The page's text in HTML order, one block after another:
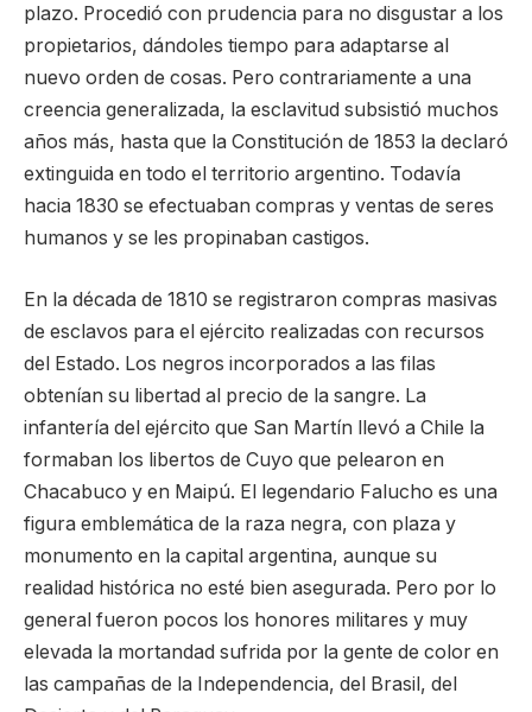
plazo. Procedió con prudencia para no disgustar a los
propietarios, dándoles tiempo para adaptarse al
nuevo orden de cosas. Pero contrariamente a una
creencia generalizada, la esclavitud subsistió muchos
años más, hasta que la Constitución de 1853 la declaró
extinguida en todo el territorio argentino. Todavía
hacia 1830 se efectuaban compras y ventas de seres
humanos y se les propinaban castigos.
En la década de 1810 se registraron compras masivas
de esclavos para el ejército realizadas con recursos
del Estado. Los negros incorporados a las filas
obtenían su libertad al precio de la sangre. La
infantería del ejército que San Martín llevó a Chile la
formaban los libertos de Cuyo que pelearon en
Chacabuco y en Maipú. El legendario Falucho es una
figura emblemática de la raza negra, con plaza y
monumento en la capital argentina, aunque su
realidad histórica no esté bien asegurada. Pero por lo
general fueron pocos los honores militares y muy
elevada la mortandad sufrida por la gente de color en
las campañas de la Independencia, del Brasil, del